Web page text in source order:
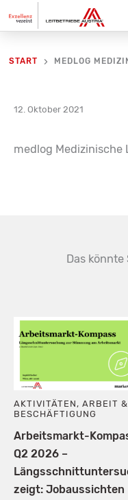
Inhalt
START MEDLOG
12. Oktober 2021
medlog Medizinische
Das könnte
AKTIVITÄTEN,ARBEIT &
BESCHÄFTIGUNG
Arbeitsmarkt-
Q2 2026 –
zeigt: Jobaussichten